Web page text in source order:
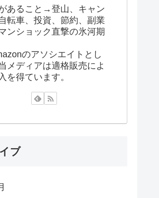
あること→登山、キャン
転車、投資、節約、副業
ンショック直撃の氷河期
のアソシエイトとし
メディアは適格販売によ
を得ています。
ブ